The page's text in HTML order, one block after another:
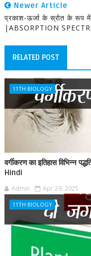
Newer Article
प्रकाश-ऊर्जा के स्रोत के रूप
|ABSORPTION
RELATED POST
11TH BIOLOGY
वर्गीकरण का इतिहास विभिन्न
Hindi
Admin Apr 29, 2025
11TH BIOLOGY